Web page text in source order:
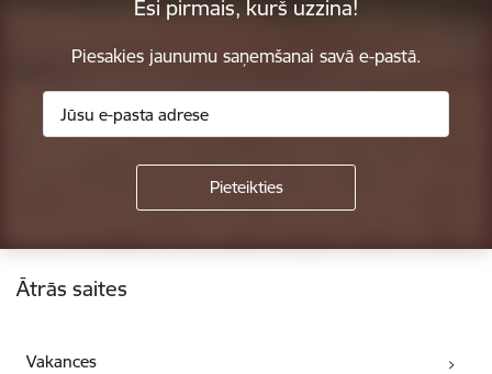
Esi pirmais, kurš uzzina!
Piesakies jaunumu saņemšanai savā e-pastā.
Kājene
Ātrās saites
Vakances